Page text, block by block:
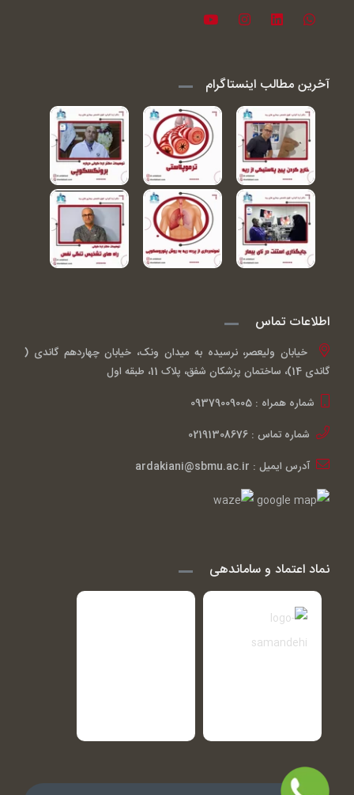
آخرین مطالب اینستاگرام
اطلاعات تماس
خیابان ولیعصر، نرسیده به میدان ونک، خیابان چهاردهم گاندی (
گاندی 14)، ساختمان پزشکان شفق، پلاک 11، طبقه اول
شماره همراه : 09379009005
شماره تماس : 02191308676
آدرس ایمیل : ardakiani@sbmu.ac.ir
نماد اعتماد و ساماندهی